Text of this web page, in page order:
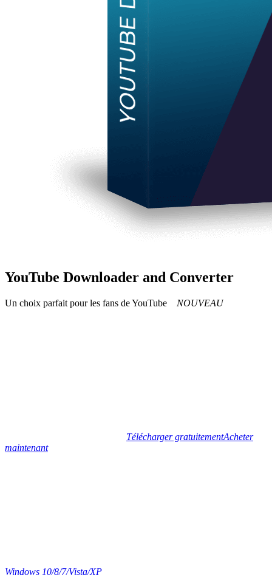
YouTube Downloader and Converter
Un choix parfait pour les fans de YouTube NOUVEAU
Télécharger gratuitementAcheter
maintenant
Windows 10/8/7/Vista/XP